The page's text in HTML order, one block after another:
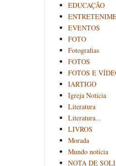
EDUCAÇÃO
EVENTOS
FOTO
Fotografias
FOTOS
FOTOS E
IARTIGO
Igreja Notícia
Literatura
Literatura...
LIVROS
Morada
Mundo notícia
NOTA DE